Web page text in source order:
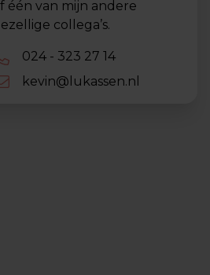
één van mijn andere
collega’s.
024 - 323 27 14
kevin@lukassen.nl